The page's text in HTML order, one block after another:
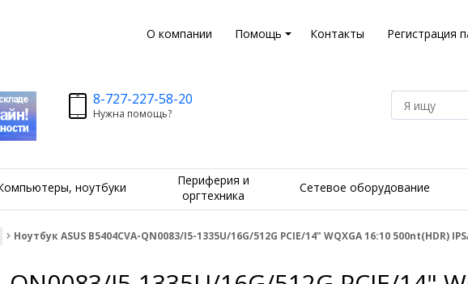
О компании Помощь Контакты Регистрация
8-727-227-58-20
Нужна помощь?
ноутбуки
Периферия и
оргтехника
Сетевое оборудование
Ноутбук ASUS B5404CVA-QN0083/I5-1335U/16G/512G PCIE/14" WQXGA 16:10 500nt(HDR)